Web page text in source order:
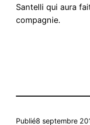
Santelli qui aura
compagnie.
Publié8 septembre